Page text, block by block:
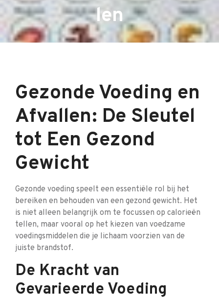
len
Gezonde Voeding en
Afvallen: De Sleutel
tot Een Gezond
Gewicht
Gezonde voeding speelt een essentiële rol bij het
bereiken en behouden van een gezond gewicht. Het
is niet alleen belangrijk om te focussen op calorieën
tellen, maar vooral op het kiezen van voedzame
voedingsmiddelen die je lichaam voorzien van de
juiste brandstof.
De Kracht van
Gevarieerde Voeding